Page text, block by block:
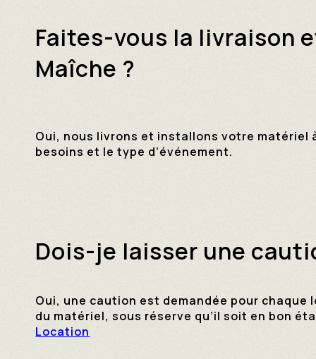
Faites-vous la livraison
Maîche ?
Oui, nous livrons et installons votre matériel
besoins et le type d’événement.
Dois-je laisser une
Oui, une caution est demandée pour
du matériel, sous réserve qu’il soit en bon
Location